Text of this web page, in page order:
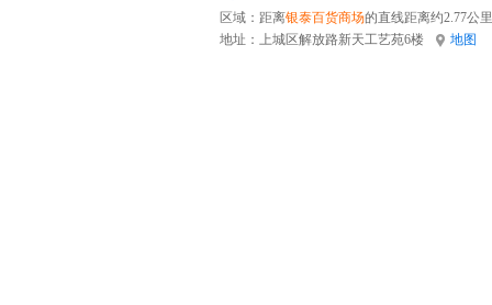
区域：距离银泰百货商场的直线距离约2.77公里
地址： 上城区解放路新天工艺苑6楼 地图